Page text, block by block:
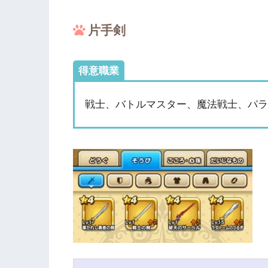
片手剣
得意職業
戦士、バトルマスター、魔法戦士、パ